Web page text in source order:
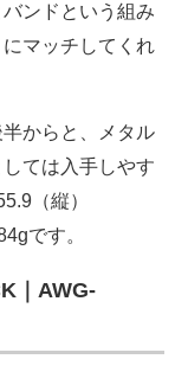
ンドという組み
マッチしてくれ
からと、メタル
ては入手しやす
（縦）
です。
｜AWG-